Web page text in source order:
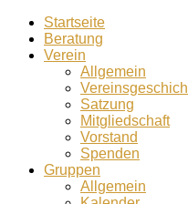
Startseite
Beratung
Verein
Allgemein
Satzung
Mitglied­schaft
Vorstand
Spenden
Gruppen
Allgemein